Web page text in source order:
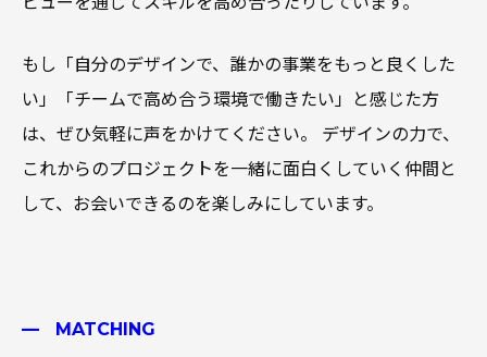
もし「自分のデザインで、誰かの事業をもっと良くした
い」「チームで高め合う環境で働きたい」と感じた方
は、ぜひ気軽に声をかけてください。 デザインの力で、
これからのプロジェクトを一緒に面白くしていく仲間と
して、お会いできるのを楽しみにしています。
MATCHING